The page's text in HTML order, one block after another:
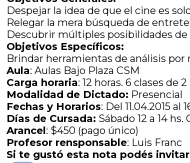
Despejar la idea de que el cine es
Relegar la mera búsqueda de
Descubrir múltiples posibilidades
Objetivos Específicos:
Brindar herramientas de análisis
Aula: Aulas Bajo Plaza CSM
Carga horaria: 12 horas. 6 clases de
Modalidad de Dictado: Presencial
Fechas y Horarios: Del 11.04.2015 al
Días de Cursada: Sábado 12 a 14 hs.
Arancel: $450 (pago único)
Profesor rensponsable: Luis Franc
Si te gustó esta nota podés